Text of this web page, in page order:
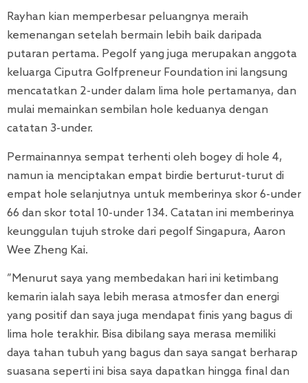
Rayhan kian memperbesar peluangnya meraih
kemenangan setelah bermain lebih baik daripada
putaran pertama. Pegolf yang juga merupakan anggota
keluarga Ciputra Golfpreneur Foundation ini langsung
mencatatkan 2-under dalam lima hole pertamanya, dan
mulai memainkan sembilan hole keduanya dengan
catatan 3-under.
Permainannya sempat terhenti oleh bogey di hole 4,
namun ia menciptakan empat birdie berturut-turut di
empat hole selanjutnya untuk memberinya skor 6-under
66 dan skor total 10-under 134. Catatan ini memberinya
keunggulan tujuh stroke dari pegolf Singapura, Aaron
Wee Zheng Kai.
”Menurut saya yang membedakan hari ini ketimbang
kemarin ialah saya lebih merasa atmosfer dan energi
yang positif dan saya juga mendapat finis yang bagus di
lima hole terakhir. Bisa dibilang saya merasa memiliki
daya tahan tubuh yang bagus dan saya sangat berharap
suasana seperti ini bisa saya dapatkan hingga final dan